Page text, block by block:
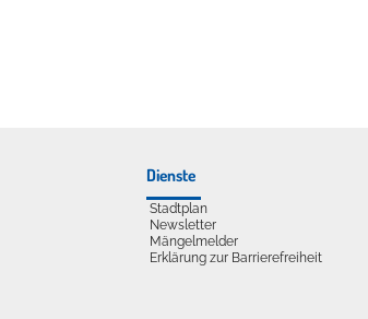
Dienste
Stadtplan
Newsletter
Mängelmelder
Erklärung zur Barrierefreiheit